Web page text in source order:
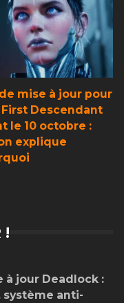
mise à jour pour
Descendant
le 10 octobre :
explique
!
à jour Deadlock :
système anti-